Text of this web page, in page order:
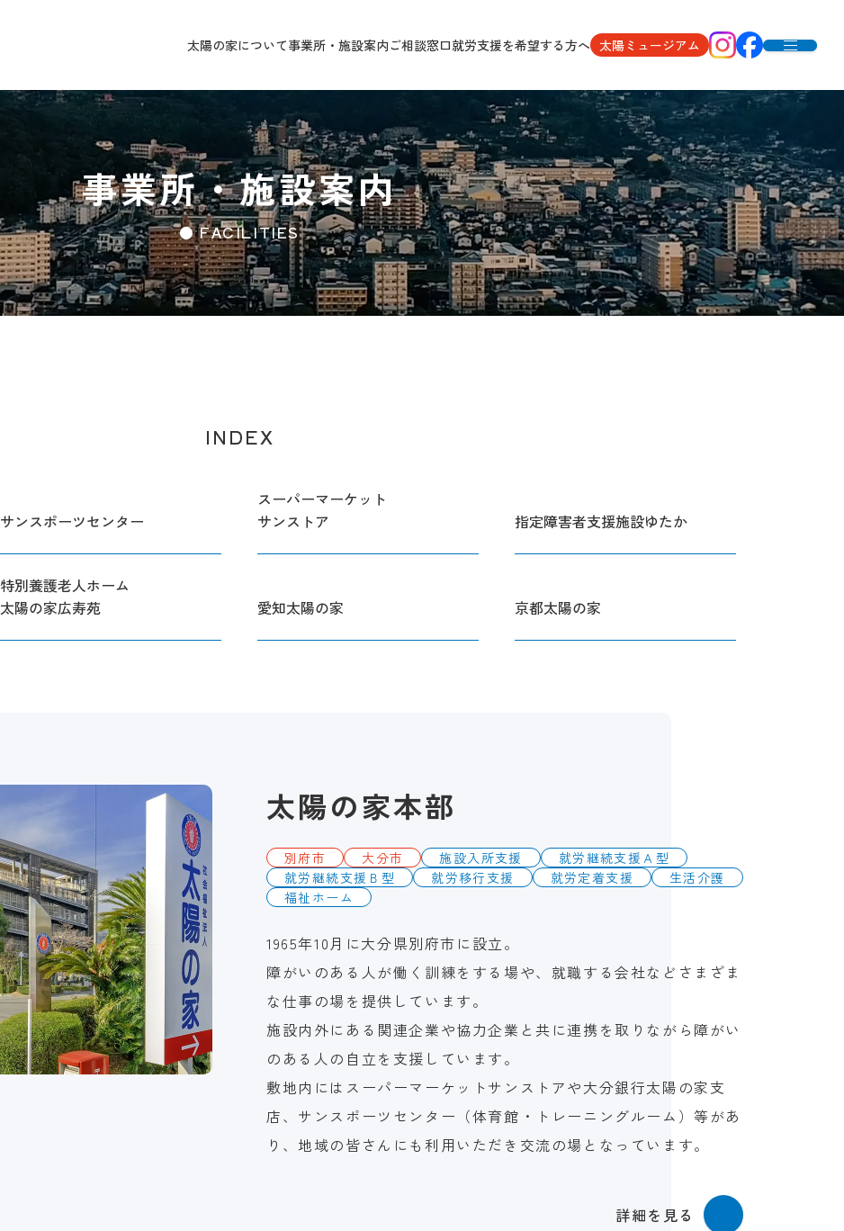
太陽の家について事業所・施設案内ご相談窓口就労支援を希望する方へ 太陽ミュージアム
事業所・施設案内
● FACILITIES
INDEX
サンスポーツセンター
スーパーマーケット
サンストア
指定障害者支援施設ゆたか
特別養護老人ホーム
太陽の家広寿苑
愛知太陽の家 京都太陽の家
太陽の家本部
別府市 大分市 施設入所支援
就労継続支援Ａ型
就労継続支援Ｂ型
就労移行支援 就労定着支援
生活介護
福祉ホーム
1965年10月に大分県別府市に設立。
障がいのある人が働く訓練をする場や、就職する会社などさまざま
な仕事の場を提供しています。
施設内外にある関連企業や協力企業と共に連携を取りながら障がい
のある人の自立を支援しています。
敷地内にはスーパーマーケットサンストアや大分銀行太陽の家支
店、サンスポーツセンター（体育館・トレーニングルーム）等があ
り、地域の皆さんにも利用いただき交流の場となっています。
詳細を見る